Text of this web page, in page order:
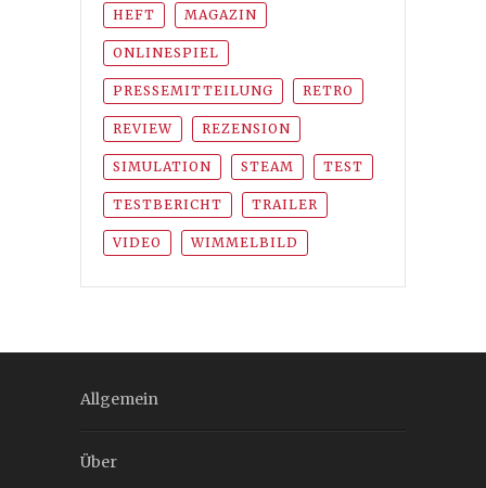
HEFT MAGAZIN
ONLINESPIEL
PRESSEMITTEILUNG RETRO
REVIEW REZENSION
SIMULATION STEAM TEST
TESTBERICHT TRAILER
VIDEO WIMMELBILD
Allgemein
Über